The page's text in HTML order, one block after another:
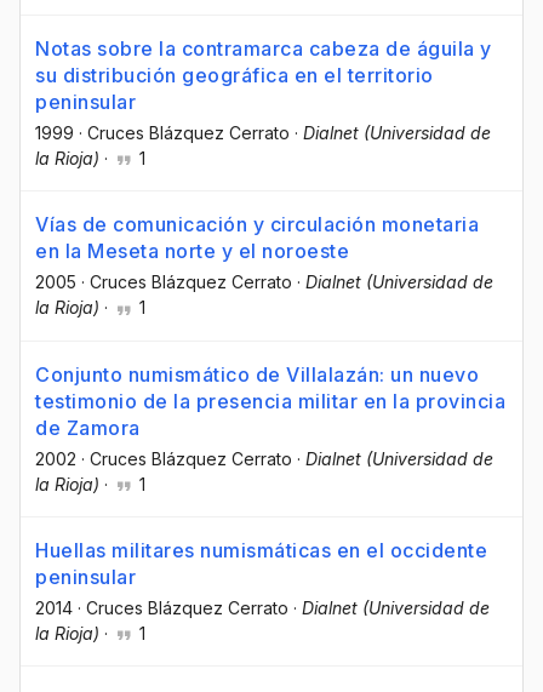
Notas sobre la contramarca cabeza de águila y
su distribución geográfica en el territorio
peninsular
1999 · Cruces Blázquez Cerrato · Dialnet (Universidad de
la Rioja) · 1
Vías de comunicación y circulación monetaria
en la Meseta norte y el noroeste
2005 · Cruces Blázquez Cerrato · Dialnet (Universidad de
la Rioja) · 1
Conjunto numismático de Villalazán: un nuevo
testimonio de la presencia militar en la provincia
de Zamora
2002 · Cruces Blázquez Cerrato · Dialnet (Universidad de
la Rioja) · 1
Huellas militares numismáticas en el occidente
peninsular
2014 · Cruces Blázquez Cerrato · Dialnet (Universidad de
la Rioja) · 1